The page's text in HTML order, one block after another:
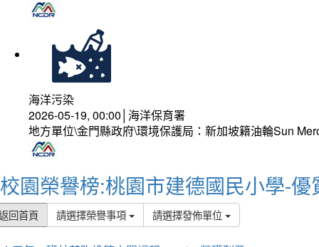
海洋污染
2026-05-19, 00:00│海洋保育署
地方單位\金門縣政府\環境保護局：新加坡籍油輪Sun
校園榮譽榜:桃園市建德國民小學-優
回首頁 請選擇榮譽事項 請選擇發佈單位